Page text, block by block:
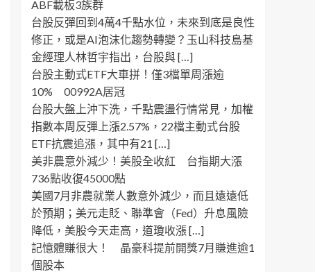
ABF載板3族群
台股反彈回到4萬4千點水位，未來到底是良性
修正，或是AI泡沫化趨勢轉變？玉山科技島基
金經理人林哲宇指出，台股與 […]
台股主動式ETF大車拼！僅3檔單周漲逾
10% 00992A居冠
台股大盤上沖下洗，千點震盪行情常見，加權
指數本周反彈上漲2.57%，22檔主動式台股
ETF抗震追漲，其中有21 […]
美非農意外減少！美股全收紅 台指期大漲
736點收復45000點
美國7月非農就業人數意外減少，而且遠遠低
於預期；美元走貶、聯準會（Fed）升息風險
降低，美股今天走高，道瓊收漲 […]
記憶體賺很大！ 晶豪科提前開獎7月賺進逾1
個股本